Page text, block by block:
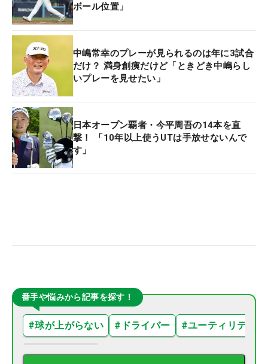
ボール位置」
中嶋常幸のプレーが見られるのは年に3試合
だけ？ 満身創痍だけど「ときどき中嶋らし
いプレーを見せたい」
日本オープン覇者・今平周吾の14本を直
撃！ 「10年以上使うUTは手放せないんで
す」
番手や悩みから記事を探す！
#球が上がらない # ドライバー #ユーティリティ